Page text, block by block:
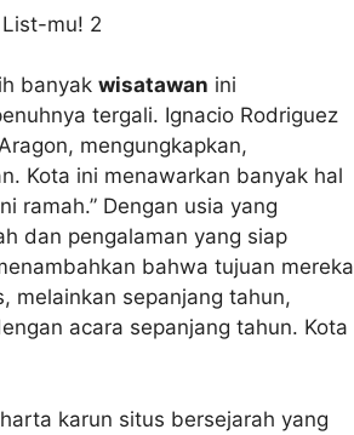
banyak wisatawan ini
tergali. Ignacio Rodriguez
mengungkapkan,
Kota ini menawarkan banyak hal
ramah.” Dengan usia yang
dan pengalaman yang siap
bahwa tujuan mereka
melainkan sepanjang tahun,
acara sepanjang tahun. Kota
karun situs bersejarah yang